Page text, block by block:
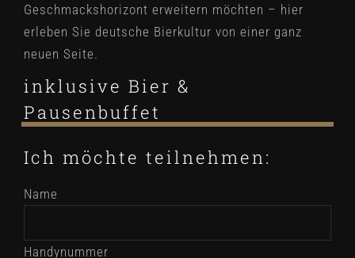
Geschmackshorizont erweitern möchten – hier
erleben Sie deutsche Bierkultur von einer ganz
neuen Seite.
inklusive Bier &
Pausenbuffet
Ich möchte teilnehmen:
Name
Handynummer